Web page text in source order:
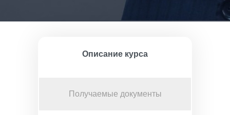
Описание курса
Получаемые документы